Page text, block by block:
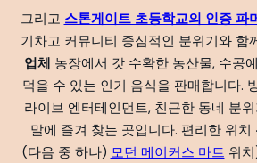
그리고 스톤게이트 초등학교의 인증 파
기차고 커뮤니티 중심적인 분위기와 함
업체 농장에서 갓 수확한 농산물, 수공
먹을 수 있는 인기 음식을 판매합니다.
라이브 엔터테인먼트, 친근한 동네 분
말에 즐겨 찾는 곳입니다. 편리한 위치
(다음 중 하나) 모던 메이커스 마트 위